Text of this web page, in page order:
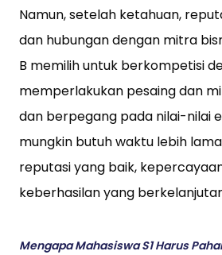
Namun, setelah ketahuan,
dan hubungan dengan mitra
B memilih untuk berkompetisi
memperlakukan pesaing dan
dan berpegang pada nilai-nilai
mungkin butuh waktu lebih
reputasi yang baik,
keberhasilan yang
Mengapa Mahasiswa S1 Harus